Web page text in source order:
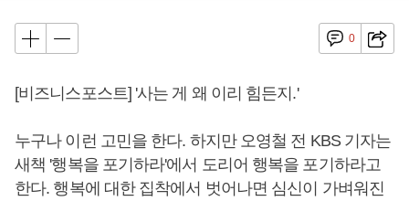
0
[비즈니스포스트] '사는 게 왜 이리 힘든지.'
누구나 이런 고민을 한다. 하지만 오영철 전 KBS 기자는
새책 '행복을 포기하라'에서 도리어 행복을 포기하라고
한다. 행복에 대한 집착에서 벗어나면 심신이 가벼워진